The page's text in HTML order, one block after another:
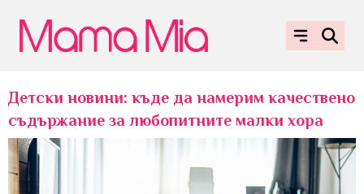
Детски новини: къде да намерим качествено
съдържание за любопитните малки хора